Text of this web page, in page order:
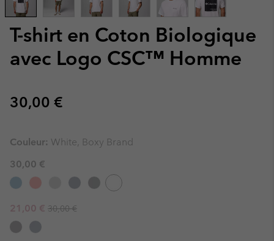
T-shirt en Coton Biologique
avec Logo CSC™ Homme
Regular price:
30,00 €
Couleur: White, Boxy Brand
30,00 €
Sale price:
21,00 € Regular price:
30,00 €